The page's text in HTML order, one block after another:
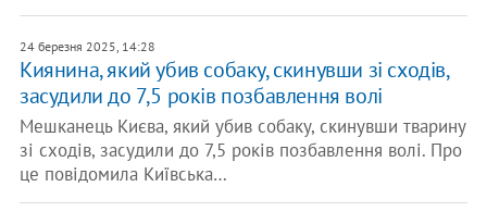
24 березня 2025, 14:28
Киянина, який убив собаку, скинувши зі сходів,
засудили до 7,5 років позбавлення волі
Мешканець Києва, який убив собаку, скинувши тварину
зі сходів, засудили до 7,5 років позбавлення волі. Про
це повідомила Київська…